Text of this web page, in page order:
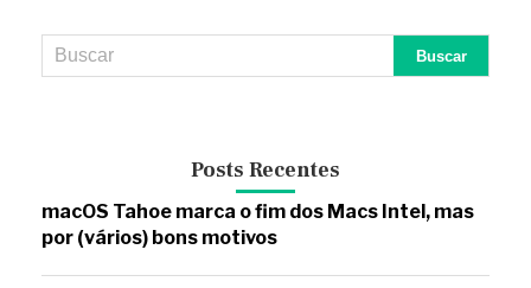
Posts Recentes
macOS Tahoe marca o fim dos Macs Intel, mas
por (vários) bons motivos